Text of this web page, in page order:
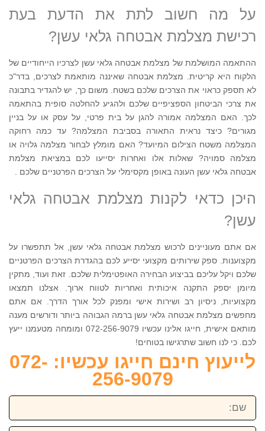
על מה חשוב לתת את הדעת בעת
רכישת מצלמת אבטחה גלאי עשן?
ההתאמה המושלמת של מצלמת אבטחה גלאי עשן לצרכיו הייחודיים של
הלקוח היא קריטית. מצלמת אבטחה שאיננה מותאמת לצרכים, בדר"כ
לא תספק כראוי את הצרכים שלכם בשטח. משום כך, יש להגדיר בתבונה
את צרכי הביטחון הספציפיים שלכם ולהגיע להחלטה סופית בהתאמה
לכך. האם המצלמה אמורה להגן על בית פרטי, על עסק או על בניין
מגורים? כיצד נראית התאורה בסביבת המצלמה? עד כמה רחוקה
המצלמה משטח הצילום המיועד? האם מומלץ לבחור מצלמה גלויה או
מצלמה סמויה? שאלות אלו ואחרות יסייעו לכם במציאת מצלמת
אבטחה גלאי עשן העונה באופן מקסימלי על הצרכים הפרטניים שלכם .
היכן כדאי לקנות מצלמת אבטחה גלאי
עשן?
אם אתם מעוניינים לרכוש מצלמת אבטחה גלאי עשן, אל תתפשרו על
מקצוענות. ספק שירותים מקצועי יסייע לכם בהגדרת הצרכים הפרטניים
שלכם ויקל עליכם בביצוע הבחירה האופטימלית שלכם. זאת ועוד, מתקין
מיומן יספק התקנה איכותית ואחריות לטווח ארוך. אצלנו תמצאו
מקצועיות, ניסיון רב ושירות אישי ומפנק לכל אורך הדרך. אם אתם
מחפשים מצלמת אבטחה גלאי עשן ברמה הגבוהה ביותר ודורשים מענה
מותאם אישית, חייגו אלינו עכשיו 072-256-9079 ומומחה מטעמנו ייעץ
לכם. כי לנו חשוב שתרגישו בטוחים!
לייעוץ חינם חייגו עכשיו: 072-
256-9079
שם: